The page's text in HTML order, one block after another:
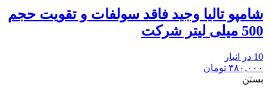
شامپو تالیا وجید فاقد سولفات و تقویت حجم
500 میلی لیتر شرکت
10 در انبار
۳۸۰,۰۰۰ تومان
بستن